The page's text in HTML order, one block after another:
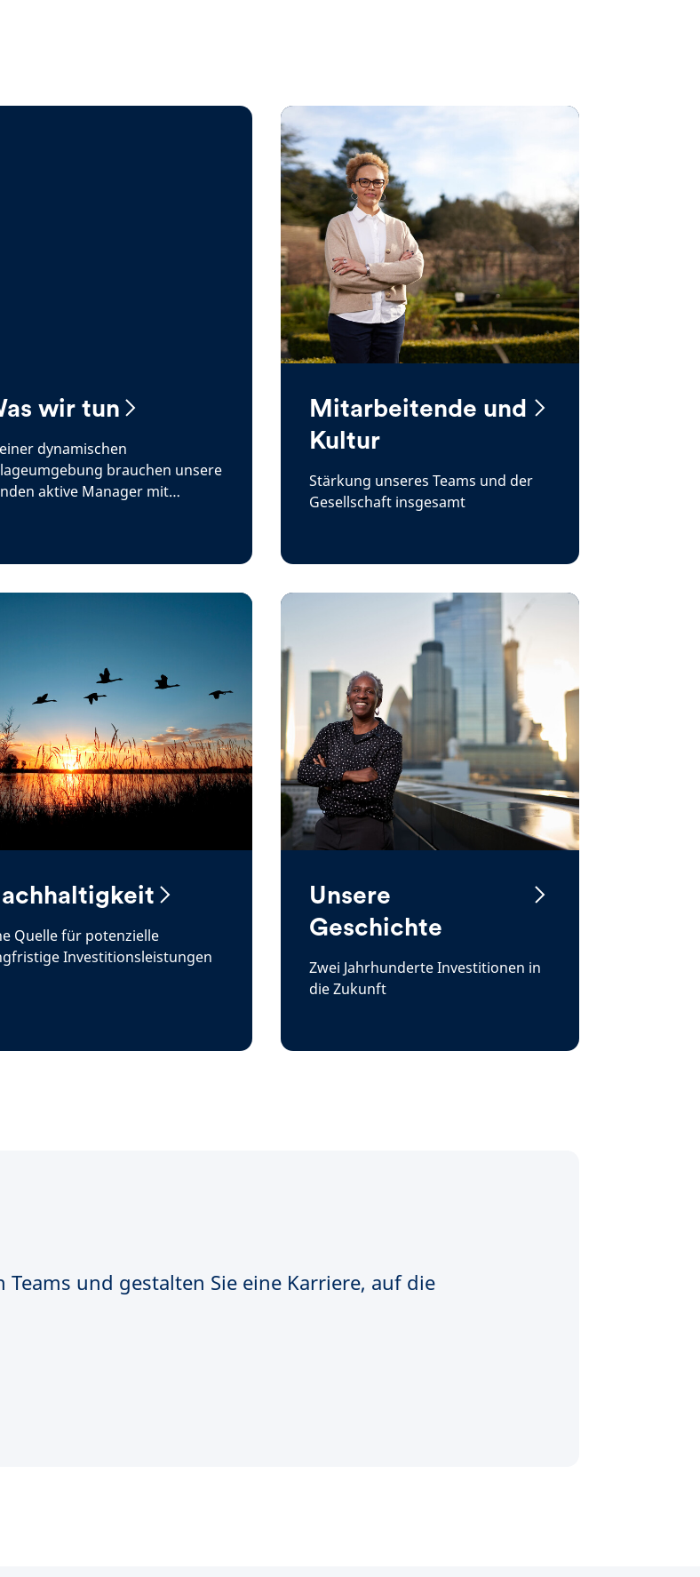
wir tun
dynamischen
brauchen unsere
aktive Manager mit
Mitarbeitende und
Kultur
Stärkung unseres Teams und der
Gesellschaft insgesamt
Quelle für potenzielle
Investitionsleistungen
Unsere
Geschichte
Zwei Jahrhunderte Investitionen in
die Zukunft
Teams und gestalten Sie eine Karriere, auf die